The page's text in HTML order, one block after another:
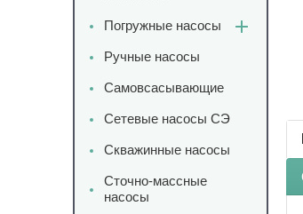
Погружные насосы
Ручные насосы
Самовсасывающие
Сетевые насосы СЭ
Скважинные насосы
Сточно-массные
насосы